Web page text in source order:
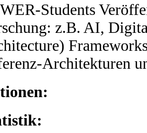
Students
z.B. AI,
Architekturen